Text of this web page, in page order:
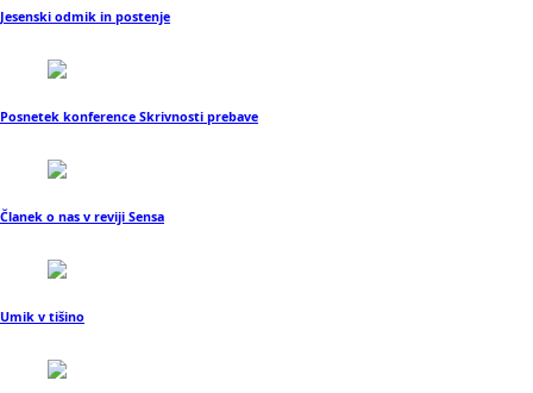
Jesenski odmik in postenje
Posnetek konference Skrivnosti prebave
Članek o nas v reviji Sensa
Umik v tišino